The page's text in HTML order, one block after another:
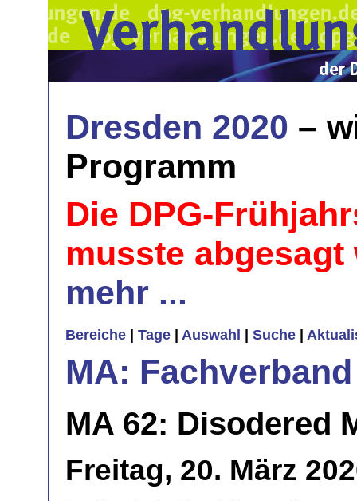
Dresden 2020 –
Programm
Die DPG-
musste
mehr ...
Bereiche | Tage | Auswahl | Suche |
MA:
MA 62: Disodered
Freitag, 20. März